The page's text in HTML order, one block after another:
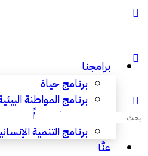
برامجنا
برنامج حياة
برنامج المواطنة
برنامج كن حراً
برنامج التنمية
عنَّا
البحث